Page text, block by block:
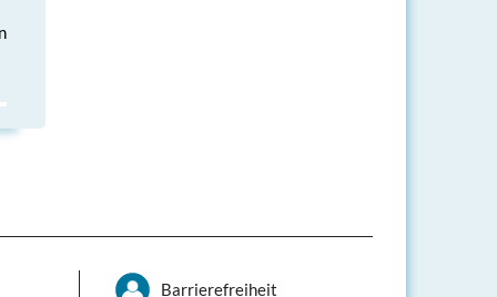
Barrierefreiheit